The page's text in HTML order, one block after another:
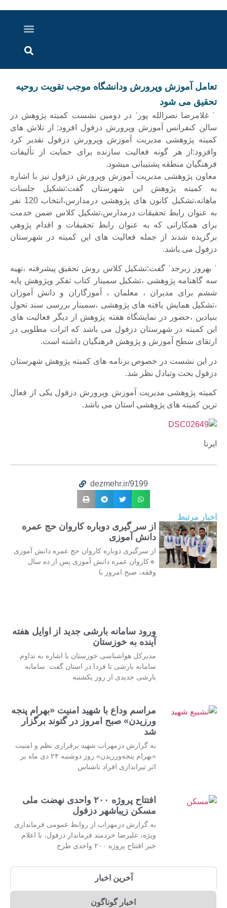
تعامل آموزش وپرورش ودانشگاه موجب تقویت روحیه
تحقیق می شود
ˈ غلامرضا نصرالله پورˈ در دومین نشست کمیته پژوهش در
سالن کنفرانس آموزش وپرورش دزفول افزود: از تلاش های
کمیته پژوهشی مدیریت آموزش وپرورش دزفول تقدیر کرد
وافزود:از هر گونه فعالیت سازنده برای حمایت از تألیفات
فرهنگیان منطقه پشتیبانی میشود.
معاون پژوهشی مدیریت آموزش وپرورش دزفول نیز با اشاره
به کمیته پژوهش این شهرستان گفت:تشکیل جلسات
ماهانه،تشکیل کانون های پژوهشی درمدارس،انتخاب 120 نفر
به عنوان رابط تحقیقات درمدارس،تشکیل کلاس ضمن خدمت
برای همکارانی که به عنوان رابط تحقیقات و اقدام پژوهی
برگزیده شدند از جمله فعالیت های این کمیته در شهرستان
دزفول می باشد.
ˈ بهروز زبرجدˈ گفت:تشکیل کلاس روش تحقیق پیشرفته ،تهیه
سه گاهنامه پژوهشی ،تشکیل سمینار کتاب تفکر وپژوهش پایه
ششم برای مدیران ، معلمان ، آموزگاران و دانش آموزان
،تشکیل همایش یافته های پژوهشی ،سمینار بررسی سند تحول
بنیادین ،حضور در نمایشگاه هفته پژوهش از دیگر فعالیت های
این کمیته در شهرستان دزفول می باشد که اثرات مطلوبی در
ارتقای سطح آموزش و پژوهش فرهنگیان داشته است.
در این نشست در خصوص برنامه های کمیته پژوهش شهرستان
دزفول بحث وتبادل نظر شد.
کمیته پژوهشی مدیریت آموزش وپرورش دزفول یکی از فعال
ترین کمیته های پژوهشی استان می باشد.
ایرنا
dezmehr.ir/9199
اخبار مرتبط
از سر گیری دوباره کاروان حج عمره
دانش آموزی
از سرگیری دوباره کاروان حج عمره دانش آموزی
🔹کاروان عمره دانش آموزی پس از ده سال
وقفه، صبح امروز با
ورود سامانه بارشی جدید از اوایل هفته
آینده به خوزستان
مدیرکل هواشناسی خوزستان با اشاره به تداوم
سامانه بارشی تا فردا در استان گفت: سامانه
بارشی جدیدی از روز یکشنبه
مراسم وداع با شهید امنیت «بهرام پنجه
ورزیدن» صبح امروز در گتوند برگزار
شد
به گزارش دزمهراب شهید برقراری نظم و امنیت
«بهرام پنجه‌ورزیدن» روز دوشنبه ۲۴ دی ماه بر
اثر تیراندازی افراد ناشناس
افتتاح پروژه ۲۰۰ واحدی نهضت ملی
مسکن زیباشهر دزفول
به گزارش دزمهراب از روابط عمومی فرمانداری
ویژه، علیرضا خردمند فرماندار دزفول، با اعلام
خبر افتتاح پروژه ۲۰۰ واحدی طرح
آخرین اخبار
اخبار گوناگون